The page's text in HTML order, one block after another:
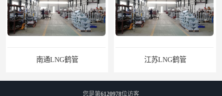
南通LNG鹤管 江苏LNG鹤管
您是第6120978位访客